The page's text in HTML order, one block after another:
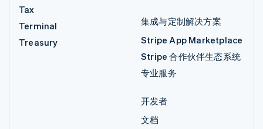
Tax
Terminal
Treasury
集成与定制解决方案
Stripe App Marketplace
Stripe 合作伙伴生态系统
专业服务
开发者
文档